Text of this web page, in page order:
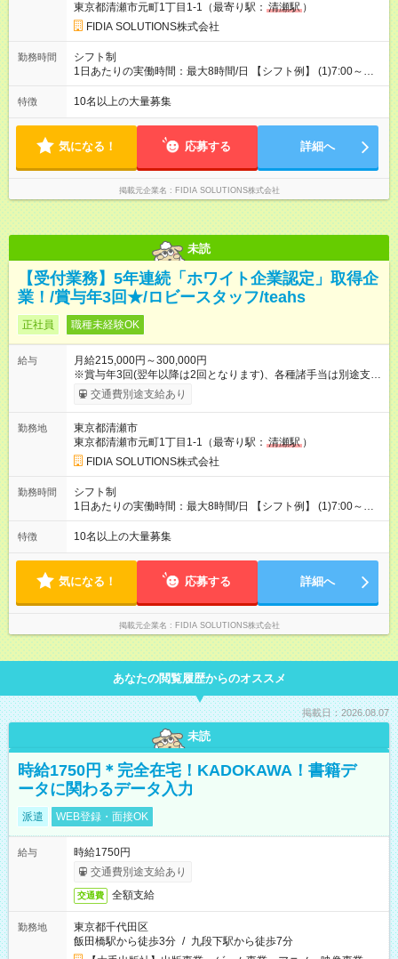
東京都清瀬市元町1丁目1-1（最寄り駅： 清瀬駅 ）
FIDIA SOLUTIONS株式会社
勤務時間
シフト制
1日あたりの実働時間：最大8時間/日 【シフト例】 (1)7:00～
16:00 (2)8:00～17:00 (3)13:00～22:00 (4)14:00～23:00
(5)22:00～7:00 (6)23:00～8:00
特徴 10名以上の大量募集
気になる！ 応募する 詳細へ
掲載元企業名 FIDIA SOLUTIONS株式会社
未読
【受付業務】5年連続「ホワイト企業認定」取得企
業！/賞与年3回★/ロビースタッフ/teahs
正社員 職種未経験OK
給与
月給215,000円～300,000円
※賞与年3回(翌年以降は2回となります)、各種諸手当は別途支
給！ ※能力・スキルを考慮し、ご相談の上で決定します。 【試
用期間】試用期間なし
交通費別途支給あり
勤務地
東京都清瀬市
東京都清瀬市元町1丁目1-1（最寄り駅： 清瀬駅 ）
FIDIA SOLUTIONS株式会社
勤務時間
シフト制
1日あたりの実働時間：最大8時間/日 【シフト例】 (1)7:00～
16:00 (2)8:00～17:00 (3)13:00～22:00 (4)14:00～23:00
(5)22:00～7:00 (6)23:00～8:00
特徴 10名以上の大量募集
気になる！ 応募する 詳細へ
掲載元企業名 FIDIA SOLUTIONS株式会社
あなたの閲覧履歴からのオススメ
掲載日：2026.08.07
未読
時給1750円＊完全在宅！KADOKAWA！書籍デ
ータに関わるデータ入力
派遣 WEB登録・面接OK
給与
時給1750円
交通費別途支給あり
交通費 全額支給
勤務地
東京都千代田区
飯田橋駅から徒歩3分 / 九段下駅から徒歩7分